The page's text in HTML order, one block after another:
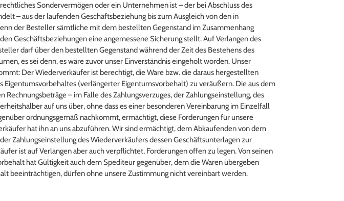
Sondervermögen oder ein Unternehmen ist – der bei Abschluss des
– aus der laufenden Geschäftsbeziehung bis zum Ausgleich von den in
der Besteller sämtliche mit dem bestellten Gegenstand im Zusammenhang
Geschäftsbeziehungen eine angemessene Sicherung stellt. Auf Verlangen des
darf über den bestellten Gegenstand während der Zeit des Bestehens des
es sei denn, es wäre zuvor unser Einverständnis eingeholt worden. Unser
Der Wiederverkäufer ist berechtigt, die Ware bzw. die daraus hergestellten
(verlängerter Eigentumsvorbehalt) zu veräußern. Die aus dem
– im Falle des Zahlungsverzuges, der Zahlungseinstellung, des
auf uns über, ohne dass es einer besonderen Vereinbarung im Einzelfall
ordnungsgemäß nachkommt, ermächtigt, diese Forderungen für unsere
hat ihn an uns abzuführen. Wir sind ermächtigt, dem Abkaufenden von dem
Zahlungseinstellung des Wiederverkäufers dessen Geschäftsunterlagen zur
ist auf Verlangen aber auch verpflichtet, Forderungen offen zu legen. Von seinen
hat Gültigkeit auch dem Spediteur gegenüber, dem die Waren übergeben
beeinträchtigen, dürfen ohne unsere Zustimmung nicht vereinbart werden.